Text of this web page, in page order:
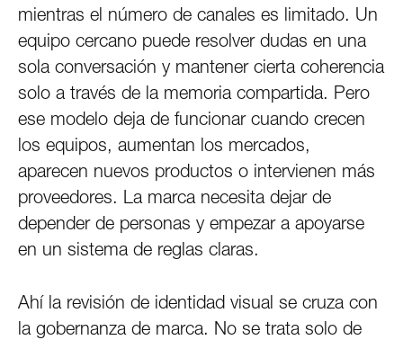
mientras el número de canales es limitado. Un
equipo cercano puede resolver dudas en una
sola conversación y mantener cierta coherencia
solo a través de la memoria compartida. Pero
ese modelo deja de funcionar cuando crecen
los equipos, aumentan los mercados,
aparecen nuevos productos o intervienen más
proveedores. La marca necesita dejar de
depender de personas y empezar a apoyarse
en un sistema de reglas claras.
Ahí la revisión de identidad visual se cruza con
la gobernanza de marca. No se trata solo de